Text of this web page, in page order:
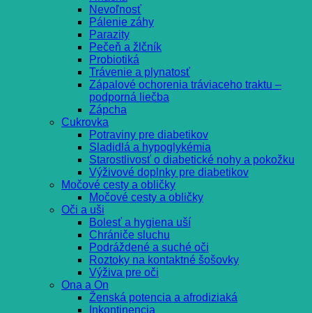
Nevoľnosť
Pálenie záhy
Parazity
Pečeň a žlčník
Probiotiká
Trávenie a plynatosť
Zápalové ochorenia tráviaceho traktu –
podporná liečba
Zápcha
Cukrovka
Potraviny pre diabetikov
Sladidlá a hypoglykémia
Starostlivosť o diabetické nohy a pokožku
Výživové doplnky pre diabetikov
Močové cesty a obličky
Močové cesty a obličky
Oči a uši
Bolesť a hygiena uší
Chrániče sluchu
Podráždené a suché oči
Roztoky na kontaktné šošovky
Výživa pre oči
Ona a On
Ženská potencia a afrodiziaká
Inkontinencia